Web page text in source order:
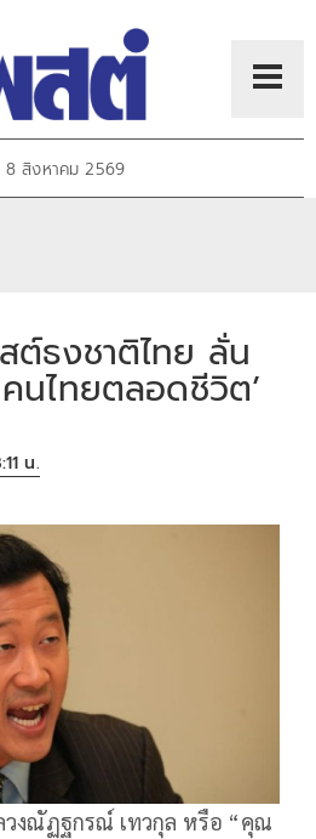
8 สิงหาคม 2569
ต์ธงชาติไทย ลั่น
คนไทยตลอดชีวิต’
น.
งณัฏฐกรณ์ เทวกุล หรือ “คุณ